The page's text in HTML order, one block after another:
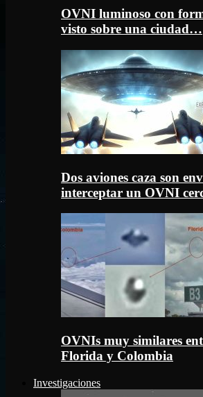
OVNI luminoso con
visto sobre una ciudad…
Dos aviones caza son
interceptar un OVNI
OVNIs muy similares
Florida y Colombia
Investigaciones